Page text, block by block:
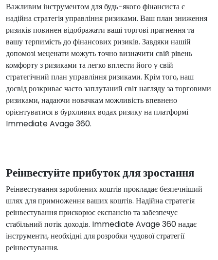
Важливим інструментом для будь-якого фінансиста є
надійна стратегія управління ризиками. Ваш план зниження
ризиків повинен відображати ваші торгові прагнення та
вашу терпимість до фінансових ризиків. Завдяки нашій
допомозі меценати можуть точно визначити свій рівень
комфорту з ризиками та легко вплести його у свій
стратегічний план управління ризиками. Крім того, наш
досвід розкриває часто заплутаний світ нагляду за торговими
ризиками, надаючи новачкам можливість впевнено
орієнтуватися в бурхливих водах ризику на платформі
Immediate Avage 360.
Реінвестуйте прибуток для зростання
Реінвестування зароблених коштів прокладає безпечніший
шлях для примноження ваших коштів. Надійна стратегія
реінвестування прискорює експансію та забезпечує
стабільний потік доходів. Immediate Avage 360 надає
інструменти, необхідні для розробки чудової стратегії
реінвестування.